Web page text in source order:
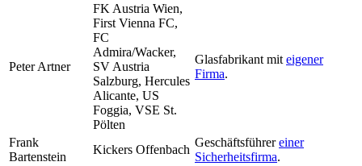
Peter Artner
FK Austria Wien,
First Vienna FC,
FC
Admira/Wacker,
SV Austria
Salzburg, Hercules
Alicante, US
Foggia, VSE St.
Pölten
Glasfabrikant mit eigener
Firma.
Frank
Bartenstein
Kickers Offenbach
Geschäftsführereiner
Sicherheitsfirma.